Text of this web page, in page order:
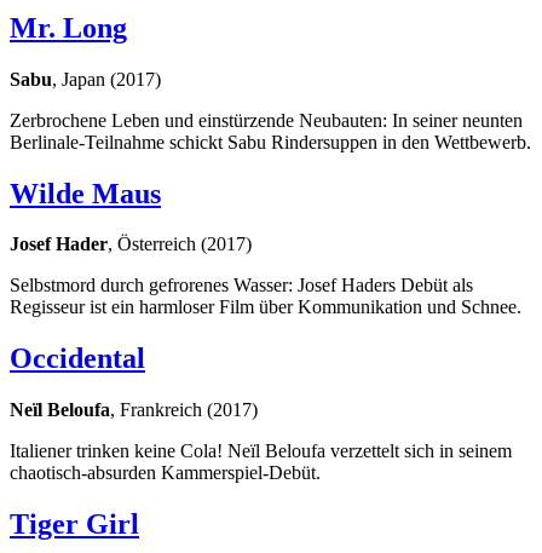
Mr. Long
Sabu, Japan (2017)
Zerbrochene Leben und einstürzende Neubauten: In seiner neunten
Berlinale-Teilnahme schickt Sabu Rindersuppen in den Wettbewerb.
Wilde Maus
Josef Hader, Österreich (2017)
Selbstmord durch gefrorenes Wasser: Josef Haders Debüt als
Regisseur ist ein harmloser Film über Kommunikation und Schnee.
Occidental
Neïl Beloufa, Frankreich (2017)
Italiener trinken keine Cola! Neïl Beloufa verzettelt sich in seinem
chaotisch-absurden Kammerspiel-Debüt.
Tiger Girl